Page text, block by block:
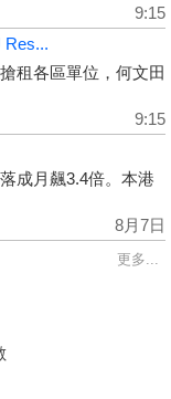
9:15
Res...
租各區單位，何文田
9:15
成月飆3.4倍。本港
8月7日
更多...